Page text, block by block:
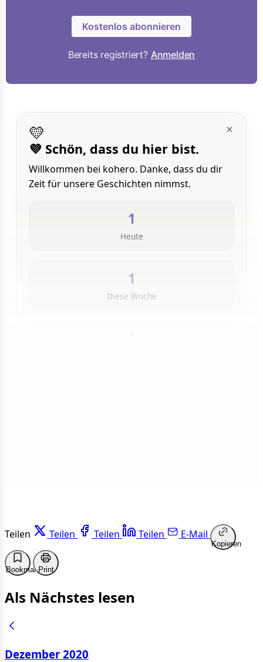
Kostenlos abonnieren
Bereits registriert? Anmelden
×
💛
💜 Schön, dass du hier bist.
Willkommen bei kohero. Danke, dass du dir
Zeit für unsere Geschichten nimmst.
1
Heute
1
Diese Woche
Teilen Teilen Teilen Teilen E-Mail
Kopieren
BookmarkPrint
Als Nächstes lesen
Dezember 2020